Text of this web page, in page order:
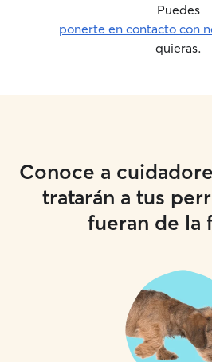
Puedes
ponerte en contacto con
quieras.
Conoce a
tratarán a tus
fueran de la